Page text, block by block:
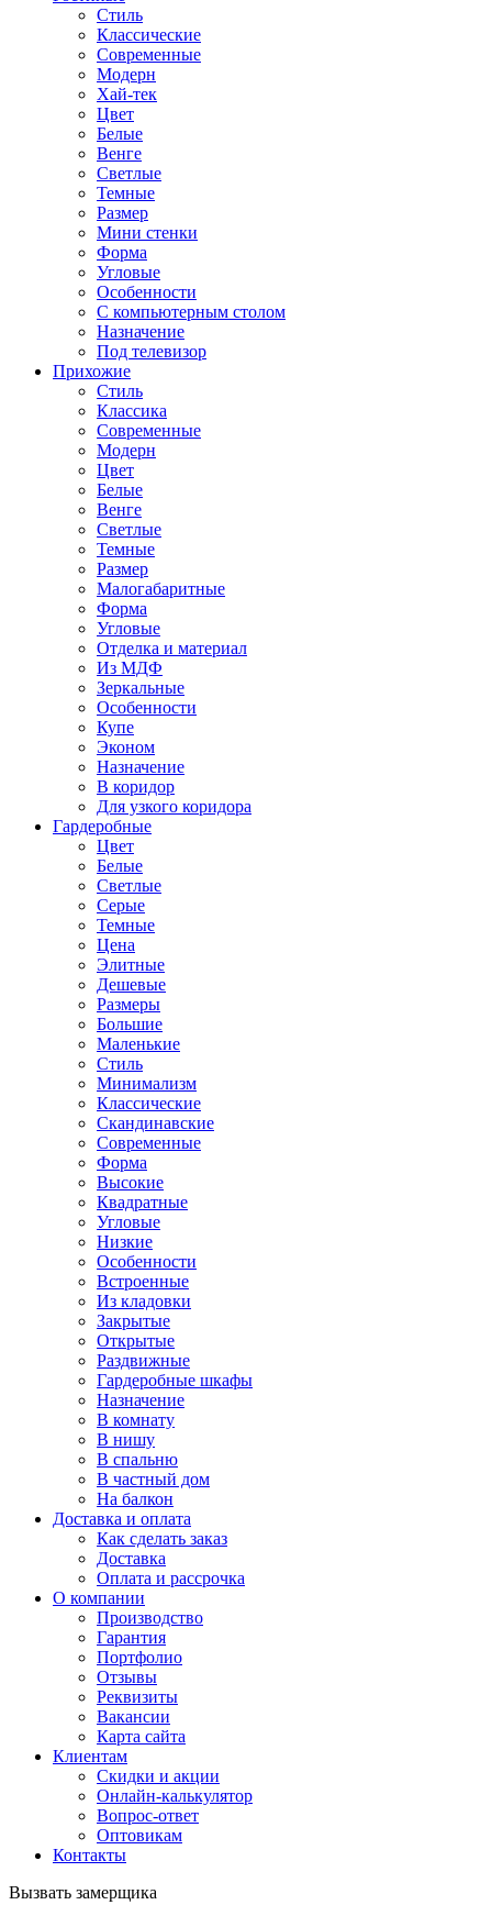
Стиль
Классические
Современные
Модерн
Хай-тек
Цвет
Белые
Венге
Светлые
Темные
Размер
Мини стенки
Форма
Угловые
Особенности
С компьютерным столом
Назначение
Под телевизор
Прихожие
Стиль
Классика
Современные
Модерн
Цвет
Белые
Венге
Светлые
Темные
Размер
Малогабаритные
Форма
Угловые
Отделка и материал
Из МДФ
Зеркальные
Особенности
Купе
Эконом
Назначение
В коридор
Для узкого коридора
Гардеробные
Цвет
Белые
Светлые
Серые
Темные
Цена
Элитные
Дешевые
Размеры
Большие
Маленькие
Стиль
Минимализм
Классические
Скандинавские
Современные
Форма
Высокие
Квадратные
Угловые
Низкие
Особенности
Встроенные
Из кладовки
Закрытые
Открытые
Раздвижные
Гардеробные шкафы
Назначение
В комнату
В нишу
В спальню
В частный дом
На балкон
Доставка и оплата
Как сделать заказ
Доставка
Оплата и рассрочка
О компании
Производство
Гарантия
Портфолио
Отзывы
Реквизиты
Вакансии
Карта сайта
Клиентам
Скидки и акции
Онлайн-калькулятор
Вопрос-ответ
Оптовикам
Контакты
Вызвать замерщика